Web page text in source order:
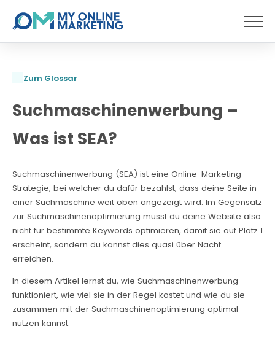
Menü
Zum Glossar
Suchmaschinenwerbung –
Was ist SEA?
Suchmaschinenwerbung (SEA) ist eine Online-Marketing-
Strategie, bei welcher du dafür bezahlst, dass deine Seite in
einer Suchmaschine weit oben angezeigt wird. Im Gegensatz
zur Suchmaschinenoptimierung musst du deine Website also
nicht für bestimmte Keywords optimieren, damit sie auf Platz 1
erscheint, sondern du kannst dies quasi über Nacht
erreichen.
In diesem Artikel lernst du, wie Suchmaschinenwerbung
funktioniert, wie viel sie in der Regel kostet und wie du sie
zusammen mit der Suchmaschinenoptimierung optimal
nutzen kannst.